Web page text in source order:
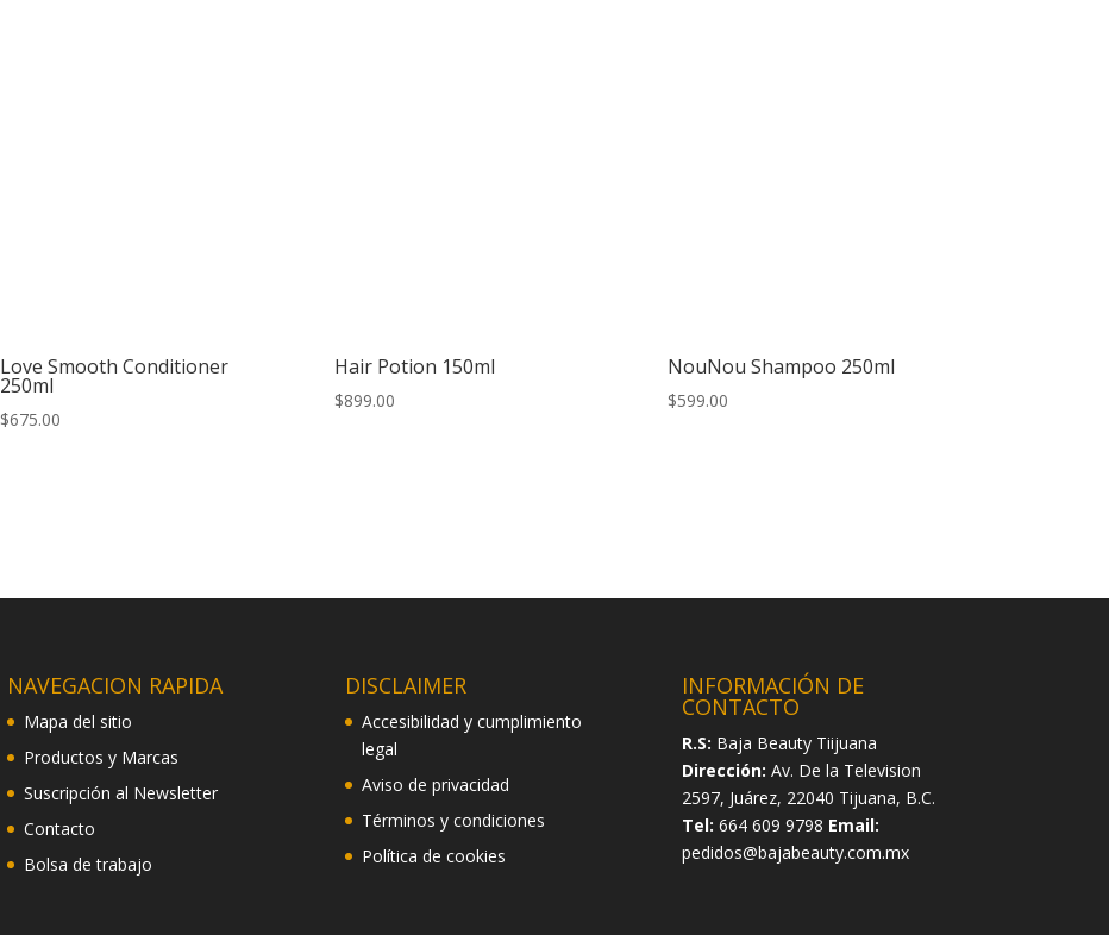
Love Smooth Conditioner
250ml
$675.00
Hair Potion 150ml
$899.00
NouNou Shampoo 250ml
$599.00
NAVEGACION RAPIDA
Mapa del sitio
Productos y Marcas
Suscripción al Newsletter
Contacto
Bolsa de trabajo
DISCLAIMER
Accesibilidad y cumplimiento
legal
Aviso de privacidad
Términos y condiciones
Política de cookies
INFORMACIÓN DE
CONTACTO
R.S: Baja Beauty Tiijuana
Dirección: Av. De la Television
2597, Juárez, 22040 Tijuana, B.C.
Tel: 664 609 9798 Email:
pedidos@bajabeauty.com.mx